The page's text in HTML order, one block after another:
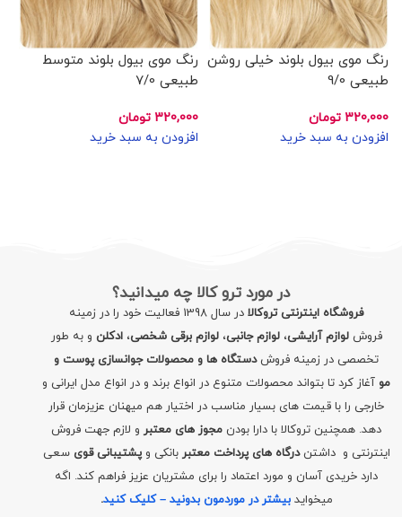
رنگ موی بیول بلوند خیلی روشن
طبیعی 9/0
320,000 تومان
افزودن به سبد خرید
رنگ موی بیول بلوند متوسط
طبیعی 7/0
320,000 تومان
افزودن به سبد خرید
در مورد ترو کالا چه میدانید؟
فروشگاه اینترنتی تروکالا
در سال 1398 فعالیت خود را در زمینه
فروشلوازم آرایشی،لوازم جانبی،لوازم برقی شخصی،ادکلن و به طور
تخصصی در زمینه فروشدستگاه ها و محصولات جوانسازی پوست و
مو آغاز کرد تا بتواند محصولات متنوع در انواع برند و در انواع مدل ایرانی و
خارجی را با قیمت های بسیار مناسب در اختیار هم میهنان عزیزمان قرار
دهد. همچنین تروکالا با دارا بودن مجوز های معتبرو لازم جهت فروش
اینترنتی و داشتندرگاه های پرداخت معتبر بانکی وپشتیبانی قوی سعی
دارد خریدی آسان و مورد اعتماد را برای مشتریان عزیز فراهم کند. اگه
میخوایدبیشتر در موردمون بدونید – کلیک کنید.